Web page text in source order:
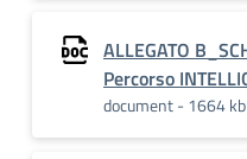
ALLEGATO
Percorso
document - 1664 kb